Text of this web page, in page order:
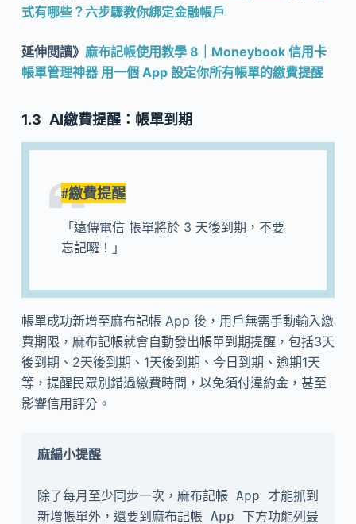
式有哪些？六步驟教你綁定金融帳戶
延伸閱讀》 麻布記帳使用教學 8｜Moneybook 信用卡
帳單管理神器 用一個 App 設定你所有帳單的繳費提醒
AI繳費提醒：帳單到期
#繳費提醒
「遠傳電信 帳單將於 3 天後到期，不要
忘記囉！」
帳單成功新增至麻布記帳 App 後，用戶無需手動輸入繳
費期限，麻布記帳就會自動發出帳單到期提醒，包括3天
後到期、2天後到期、1天後到期、今日到期、逾期1天
等，提醒民眾別錯過繳費時間，以免須付違約金，甚至
影響信用評分。
麻編小提醒
除了每月至少同步一次，麻布記帳 App 才能抓到
新增帳單外，還要到麻布記帳 App 下方功能列最